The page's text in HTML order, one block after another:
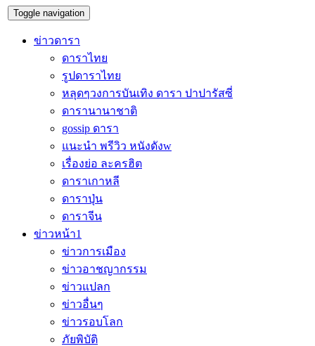
Toggle navigation
ข่าวดารา
ดาราไทย
รูปดาราไทย
หลุดๆวงการบันเทิง ดารา ปาปารัสซี่
ดารานานาชาติ
gossip ดารา
แนะนำ พรีวิว หนังดังw
เรื่องย่อ ละครฮิต
ดาราเกาหลี
ดาราปุ่น
ดาราจีน
ข่าวหน้า1
ข่าวการเมือง
ข่าวอาชญากรรม
ข่าวแปลก
ข่าวอื่นๆ
ข่าวรอบโลก
ภัยพิบัติ